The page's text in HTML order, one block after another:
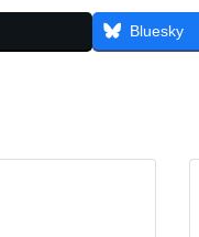
Bluesky